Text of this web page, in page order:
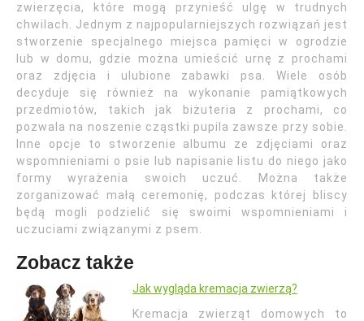
zwierzęcia, które mogą przynieść ulgę w trudnych
chwilach. Jednym z najpopularniejszych rozwiązań jest
stworzenie specjalnego miejsca pamięci w ogrodzie
lub w domu, gdzie można umieścić urnę z prochami
oraz zdjęcia i ulubione zabawki psa. Wiele osób
decyduje się również na wykonanie pamiątkowych
przedmiotów, takich jak biżuteria z prochami, co
pozwala na noszenie cząstki pupila zawsze przy sobie.
Inne opcje to stworzenie albumu ze zdjęciami oraz
wspomnieniami o psie lub napisanie listu do niego jako
formy wyrażenia swoich uczuć. Można także
zorganizować małą ceremonię, podczas której bliscy
będą mogli podzielić się swoimi wspomnieniami i
uczuciami związanymi z psem.
Zobacz także
Jak wygląda kremacja zwierzą?
Kremacja zwierząt domowych to